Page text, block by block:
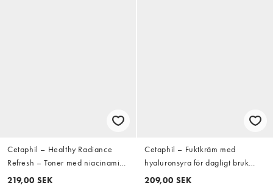
Cetaphil – Healthy Radiance
Refresh – Toner med niacinamid
150ml
219,00 SEK
Cetaphil – Fuktkräm med
hyaluronsyra för dagligt bruk
88ml
209,00 SEK